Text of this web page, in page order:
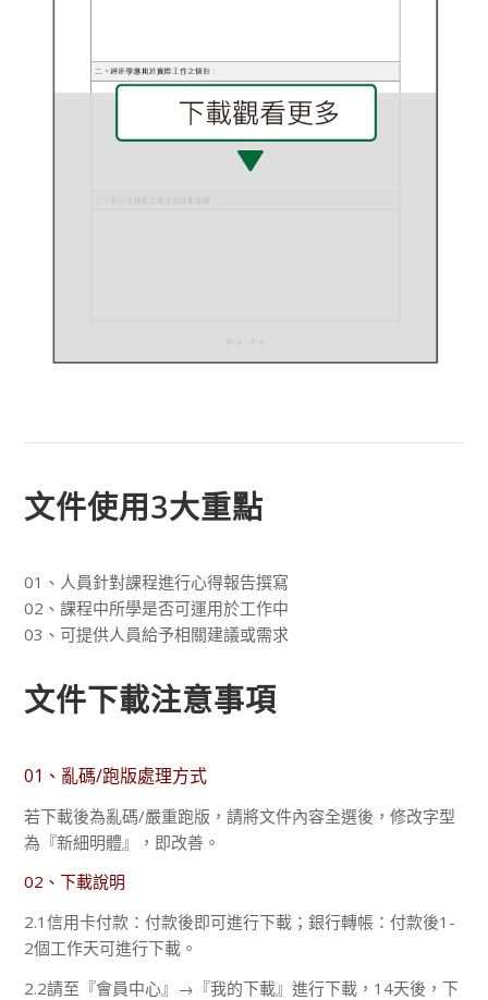
文件使用3大重點
01、人員針對課程進行心得報告撰寫
02、課程中所學是否可運用於工作中
03、可提供人員給予相關建議或需求
文件下載注意事項
01、亂碼/跑版處理方式
若下載後為亂碼/嚴重跑版，請將文件內容全選後，修改字型
為『新細明體』，即改善。
02、下載說明
2.1信用卡付款：付款後即可進行下載；銀行轉帳：付款後1-
2個工作天可進行下載。
2.2請至『會員中心』→『我的下載』進行下載，14天後，下